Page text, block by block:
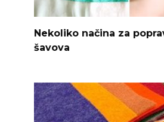
Nekoliko načina za
šavova